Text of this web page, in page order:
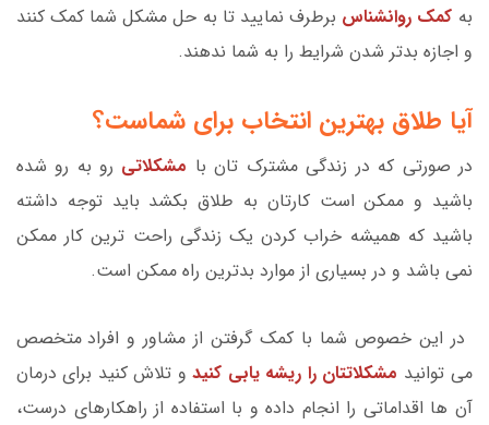
به کمک روانشناس برطرف نمایید تا به حل مشکل شما کمک کنند
و اجازه بدتر شدن شرایط را به شما ندهند.
آیا طلاق بهترین انتخاب برای شماست؟
در صورتی که در زندگی مشترک تان با مشکلاتی رو به رو شده
باشید و ممکن است کارتان به طلاق بکشد باید توجه داشته
باشید که همیشه خراب کردن یک زندگی راحت ترین کار ممکن
نمی باشد و در بسیاری از موارد بدترین راه ممکن است.
در این خصوص شما با کمک گرفتن از مشاور و افراد متخصص
می توانید مشکلاتتان را ریشه یابی کنید و تلاش کنید برای درمان
آن ها اقداماتی را انجام داده و با استفاده از راهکارهای درست،